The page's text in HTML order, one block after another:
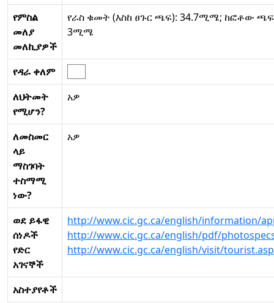
የምስል
መለያ
መለኪያዎች
የራስ ቁመት (እስከ ፀጉር ጫፍ): 34.7ሚሜ; ከፎቶው
3ሚሜ
የዳራ ቀለም
ለህትመት
የሚሆን?
አዎ
ለመስመር
ላይ
ማስገባት
ተስማሚ
ነው?
አዎ
ወደ ይፋዊ
ሰነዶች
የድር
አገናኞች
http://www.cic.gc.ca/english/information/
http://www.cic.gc.ca/english/pdf/
http://www.cic.gc.ca/english/visit/tourist.asp
አስተያየቶች